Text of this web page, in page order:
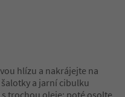
hlízu a nakrájejte na
a jarní cibulku
trochou oleje; poté osolte